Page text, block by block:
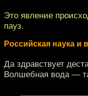
Это явление
пауз.
Российская наука и
Да здравствует
Волшебная вода —